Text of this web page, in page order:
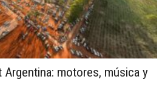
motores, música y